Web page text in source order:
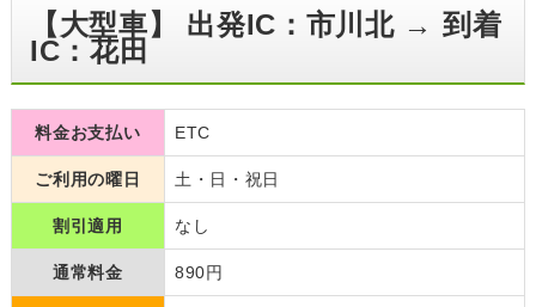
【大型車】 出発IC：市川北 → 到着
IC：花田
料金お支払い ETC
ご利用の曜日 土・日・祝日
割引適用 なし
通常料金 890円